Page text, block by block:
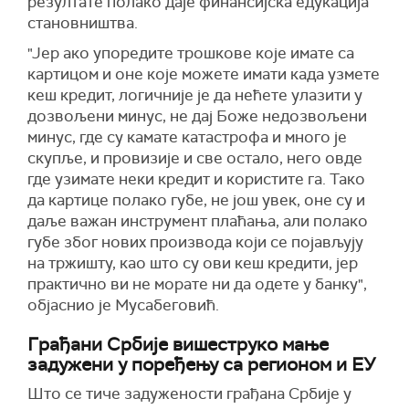
становништва.
"Јер ако упоредите трошкове које имате са
картицом и оне које можете имати када узмете
кеш кредит, логичније је да нећете улазити у
дозвољени минус, не дај Боже недозвољени
минус, где су камате катастрофа и много је
скупље, и провизије и све остало, него овде
где узимате неки кредит и користите га. Тако
да картице полако губе, не још увек, оне су и
даље важан инструмент плаћања, али полако
губе због нових производа који се појављују
на тржишту, као што су ови кеш кредити, јер
практично ви не морате ни да одете у банку",
објаснио је Мусабеговић.
Грађани Србије вишеструко мање
задужени у поређењу са регионом и ЕУ
Што се тиче задужености грађана Србије у